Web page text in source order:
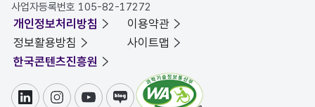
사업자등록번호 105-82-17272
개인정보처리방침
이용약관
정보활용방침
사이트맵
한국콘텐츠진흥원